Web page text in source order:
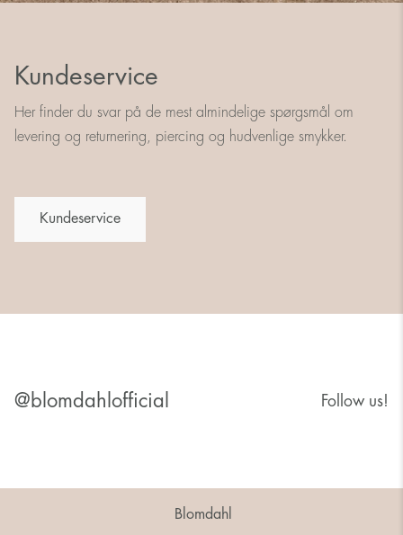
Kundeservice
Her finder du svar på de mest almindelige spørgsmål om
levering og returnering, piercing og hudvenlige smykker.
Kundeservice
@blomdahlofficial Follow us!
Blomdahl